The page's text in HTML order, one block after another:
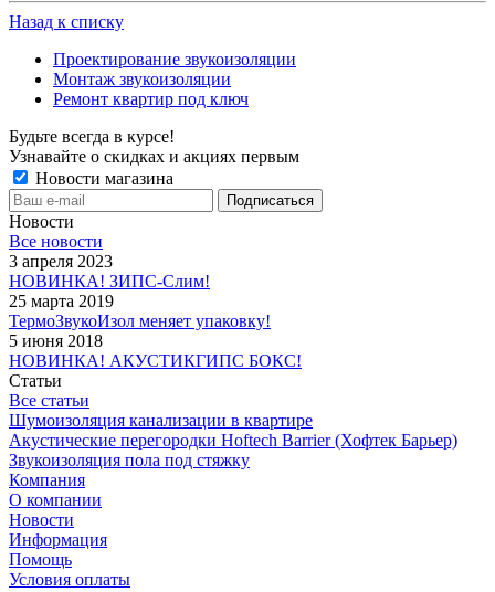
Назад к списку
Проектирование звукоизоляции
Монтаж звукоизоляции
Ремонт квартир под ключ
Будьте всегда в курсе!
Узнавайте о скидках и акциях первым
Новости магазина
Новости
Все новости
3 апреля 2023
НОВИНКА! ЗИПС-Cлим!
25 марта 2019
ТермоЗвукоИзол меняет упаковку!
5 июня 2018
НОВИНКА! АКУСТИКГИПС БОКС!
Статьи
Все статьи
Шумоизоляция канализации в квартире
Акустические перегородки Hoftech Barrier (Хофтек Барьер)
Звукоизоляция пола под стяжку
Компания
О компании
Новости
Информация
Помощь
Условия оплаты